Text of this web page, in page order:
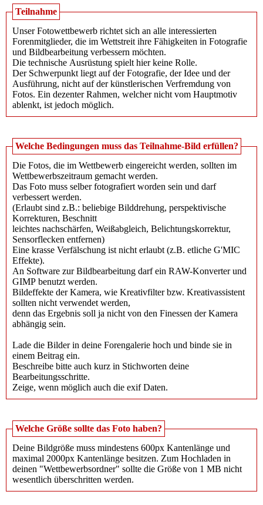
Teilnahme
Unser Fotowettbewerb richtet sich an alle interessierten
Forenmitglieder, die im Wettstreit ihre Fähigkeiten in Fotografie
und Bildbearbeitung verbessern möchten.
Die technische Ausrüstung spielt hier keine Rolle.
Der Schwerpunkt liegt auf der Fotografie, der Idee und der
Ausführung, nicht auf der künstlerischen Verfremdung von
Fotos. Ein dezenter Rahmen, welcher nicht vom Hauptmotiv
ablenkt, ist jedoch möglich.
Welche Bedingungen muss das Teilnahme-Bild erfüllen?
Die Fotos, die im Wettbewerb eingereicht werden, sollten im
Wettbewerbszeitraum gemacht werden.
Das Foto muss selber fotografiert worden sein und darf
verbessert werden.
(Erlaubt sind z.B.: beliebige Bilddrehung​, perspektivische
Korrekturen​, Beschnitt
leichtes nachschärfen, Weißabgleich​, Belichtungskorrektur​,
Sensorflecken entfernen​)
Eine krasse Verfälschung ist nicht erlaubt (z.B. etliche G'MIC
Effekte).
An Software zur Bildbearbeitung darf ein RAW-Konverter und
GIMP benutzt werden.
Bildeffekte der Kamera, wie Kreativfilter bzw. Kreativassistent
sollten nicht verwendet werden,
denn das Ergebnis soll ja nicht von den Finessen der Kamera
abhängig sein.
Lade die Bilder in deine Forengalerie hoch und binde sie in
einem Beitrag ein.
Beschreibe bitte auch kurz in Stichworten deine
Bearbeitungsschritte.
Zeige, wenn möglich auch die exif Daten.
Welche Größe sollte das Foto haben?
Deine Bildgröße muss mindestens 600px Kantenlänge und
maximal 2000px Kantenlänge besitzen. Zum Hochladen in
deinen "Wettbewerbsordner" sollte die Größe von 1 MB nicht
wesentlich überschritten werden.